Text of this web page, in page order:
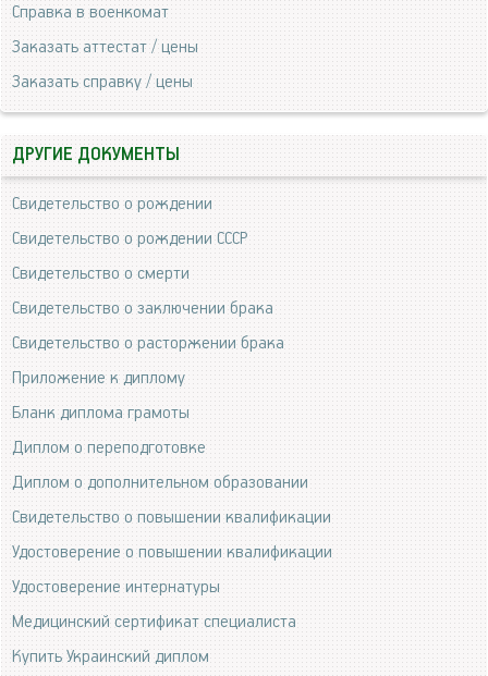
Справка в военкомат
Заказать аттестат / цены
Заказать справку / цены
ДРУГИЕ ДОКУМЕНТЫ
Свидетельство о рождении
Свидетельство о рождении СССР
Свидетельство о смерти
Свидетельство о заключении брака
Свидетельство о расторжении брака
Приложение к диплому
Бланк диплома грамоты
Диплом о переподготовке
Диплом о дополнительном образовании
Свидетельство о повышении квалификации
Удостоверение о повышении квалификации
Удостоверение интернатуры
Медицинский сертификат специалиста
Купить Украинский диплом